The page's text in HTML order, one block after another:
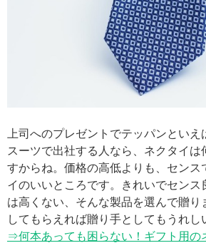
上司へのプレゼントでテッパンといえ
スーツで出社する人なら、ネクタイは
すからね。価格の高低よりも、センス
イのいいところです。きれいでセンス
は高くない、そんな製品を選んで贈り
してもらえれば贈り手としてもうれし
⇒何本あっても困らない！ギフト用の